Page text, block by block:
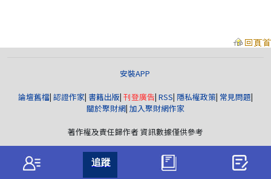
安裝APP
論壇舊檔| 認證作家| 書籍出版| 刊登廣告| RSS| 隱私權政策| 常見問題|
關於聚財網| 加入聚財網作家
著作權及責任歸作者 資訊數據僅供參考
版權所有© wearn.com All Rights Reserved.